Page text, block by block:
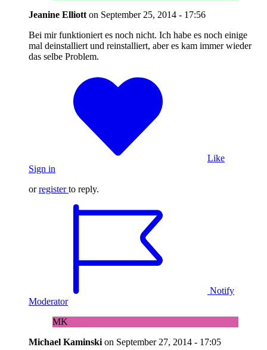
Jeanine Elliott on September 25, 2014 - 17:56
Bei mir funktioniert es noch nicht. Ich habe es noch einige
mal deinstalliert und reinstalliert, aber es kam immer wieder
das selbe Problem.
Like
Sign in
orregister to reply.
Notify
Moderator
MK
Michael Kaminski on September 27, 2014 - 17:05